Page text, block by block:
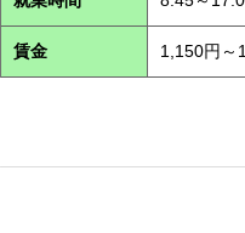
賃金 1,150円～